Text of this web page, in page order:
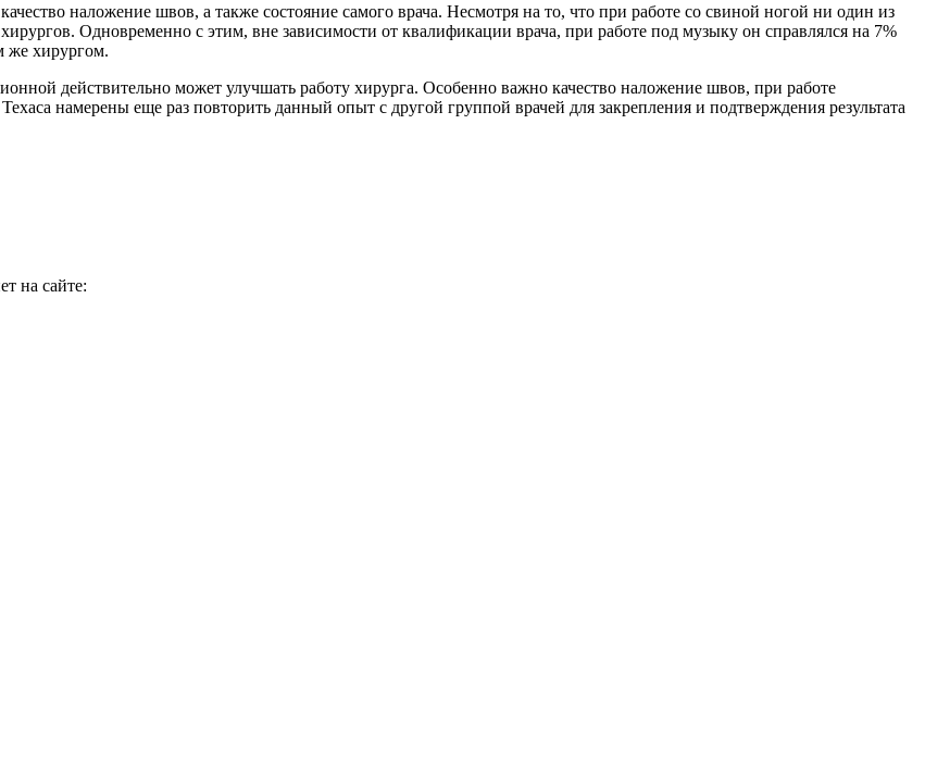
наложение швов, а также состояние самого врача. Несмотря на то, что при работе со свиной ногой ни один из
Одновременно с этим, вне зависимости от квалификации врача, при работе под музыку он справлялся на 7%
же хирургом.
действительно может улучшать работу хирурга. Особенно важно качество наложение швов, при работе
намерены еще раз повторить данный опыт с другой группой врачей для закрепления и подтверждения результата
на сайте: